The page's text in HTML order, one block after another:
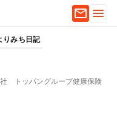
りみち日記
社 トッパングループ健康保険